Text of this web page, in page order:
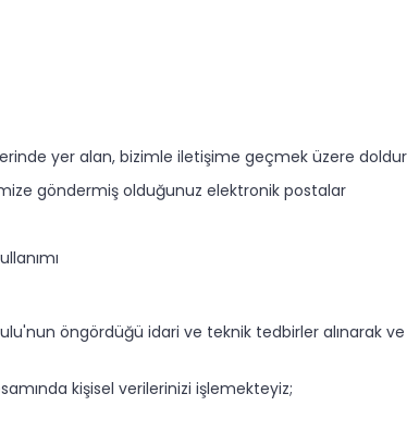
yer alan, bizimle iletişime geçmek üzere
göndermiş olduğunuz elektronik postalar
öngördüğü idari ve teknik tedbirler alınarak ve
kişisel verilerinizi işlemekteyiz;